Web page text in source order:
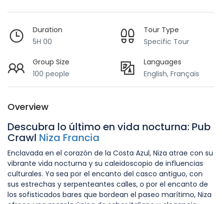
Duration
5H 00
Tour Type
Specific Tour
Group Size
100 people
Languages
English, Français
Overview
Descubra lo último en vida nocturna: Pub
Crawl Niza Francia
Enclavada en el corazón de la Costa Azul, Niza atrae con su
vibrante vida nocturna y su caleidoscopio de influencias
culturales. Ya sea por el encanto del casco antiguo, con
sus estrechas y serpenteantes calles, o por el encanto de
los sofisticados bares que bordean el paseo marítimo, Niza